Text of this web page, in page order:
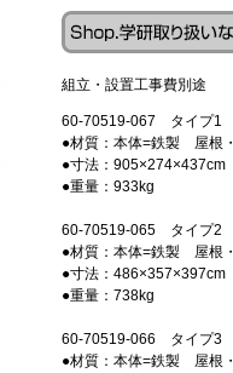
組立・設置工事費別途
60-70519-067 タイプ1
●材質：本体=鉄製 屋根
●寸法：905×274×437cm
●重量：933kg
60-70519-065 タイプ2
●材質：本体=鉄製 屋根
●寸法：486×357×397cm
●重量：738kg
60-70519-066 タイプ3
●材質：本体=鉄製 屋根